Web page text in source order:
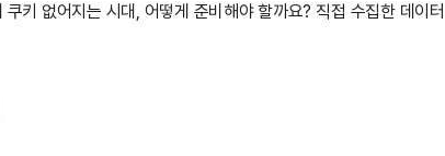
키 없어지는 시대, 어떻게 준비해야 할까요? 직접 수집한 데이터